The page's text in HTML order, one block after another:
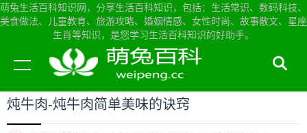
萌兔生活百科知识网，分享生活百科知识，包括：生活常识、数码科技、
美食做法、儿童教育、旅游攻略、婚姻情感、女性时尚、故事散文、星座
生肖等知识，是您学习生活百科知识的好助手。
当前位置： 萌兔生活百科知识网首页>生活常识
炖牛肉-炖牛肉简单美味的诀窍